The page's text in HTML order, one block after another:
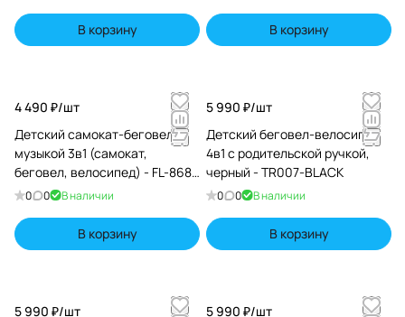
В корзину В корзину
4 490 ₽/шт
Детский самокат-беговел с
музыкой 3в1 (самокат,
беговел, велосипед) - FL-868
серо-синий
0 0 В наличии
В корзину
5 990 ₽/шт
Детский беговел-велосипед
4в1 с родительской ручкой,
черный - TR007-BLACK
0 0 В наличии
В корзину
5 990 ₽/шт
5 990 ₽/шт